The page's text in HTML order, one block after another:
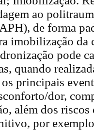
ao
de forma
imobilização da
pode
quando
principais
dor,
além dos riscos
por